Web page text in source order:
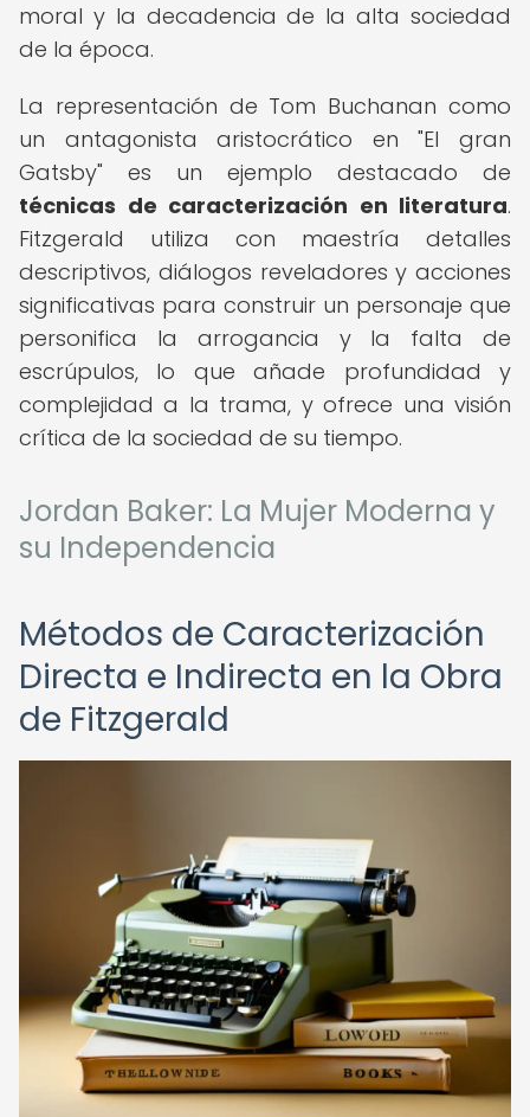
moral y la decadencia de la alta sociedad
de la época.
La representación de Tom Buchanan como
un antagonista aristocrático en "El gran
Gatsby" es un ejemplo destacado de
técnicas de caracterización en literatura.
Fitzgerald utiliza con maestría detalles
descriptivos, diálogos reveladores y acciones
significativas para construir un personaje que
personifica la arrogancia y la falta de
escrúpulos, lo que añade profundidad y
complejidad a la trama, y ofrece una visión
crítica de la sociedad de su tiempo.
Jordan Baker: La Mujer Moderna y
su Independencia
Métodos de Caracterización
Directa e Indirecta en la Obra
de Fitzgerald